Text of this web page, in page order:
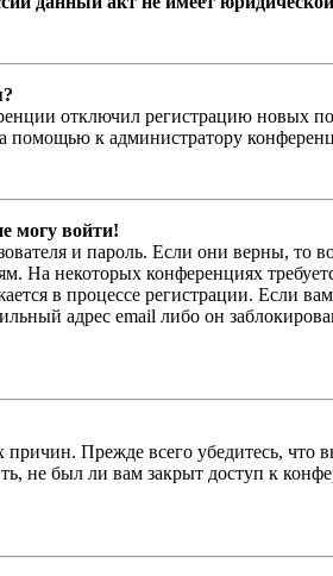
отключил регистрацию новых
помощью к администратору
могу войти!
и пароль. Если они верны,
На некоторых конференциях
в процессе регистрации. Если
адрес email либо он
Прежде всего убедитесь, что
не был ли вам закрыт доступ к